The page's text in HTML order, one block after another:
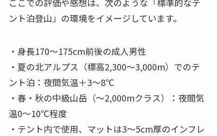
ここでの評価や感想は、次のような「標準的なテ
ント泊登山」の環境をイメージしています。
・身長170〜175cm前後の成人男性
・夏の北アルプス（標高2,300〜3,000m）でのテ
ント泊：夜間気温＋3〜8℃
・春・秋の中級山岳（〜2,000mクラス）：夜間気
温0〜10℃程度
・テント内で使用、マットは3〜5cm厚のインフレ